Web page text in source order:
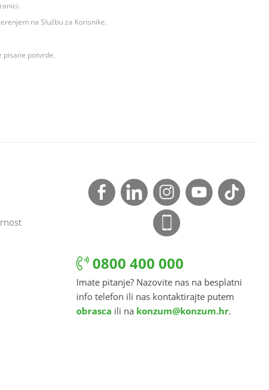
na Službu za Korisnike.
pisane potvrde.
0800 400 000
Imate pitanje? Nazovite nas na besplatni
info telefon ili nas kontaktirajte putem
obrasca ili na konzum@konzum.hr.